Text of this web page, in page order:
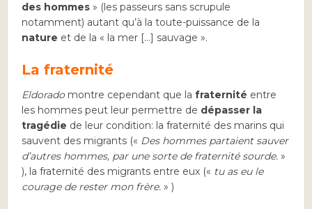
des hommes » (les passeurs sans scrupule
notamment) autant qu’à la toute-puissance de la
nature et de la « la mer […] sauvage ».
La fraternité
Eldorado montre cependant que la fraternité entre
les hommes peut leur permettre de dépasser la
tragédie de leur condition: la fraternité des marins qui
sauvent des migrants (« Des hommes partaient sauver
d’autres hommes, par une sorte de fraternité sourde.»
), la fraternité des migrants entre eux (« tu as eu le
courage de rester mon frère.» )